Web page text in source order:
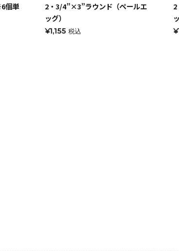
個単
2・3/4”×3”ラウンド（ペールエ
ッグ）
¥1,155 税込